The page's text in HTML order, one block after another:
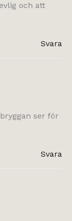
och att
Svara
ser för
Svara